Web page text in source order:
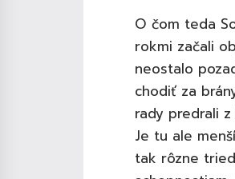
O čom teda
rokmi začali
neostalo
chodiť za
rady predrali
Je tu ale
tak rôzne